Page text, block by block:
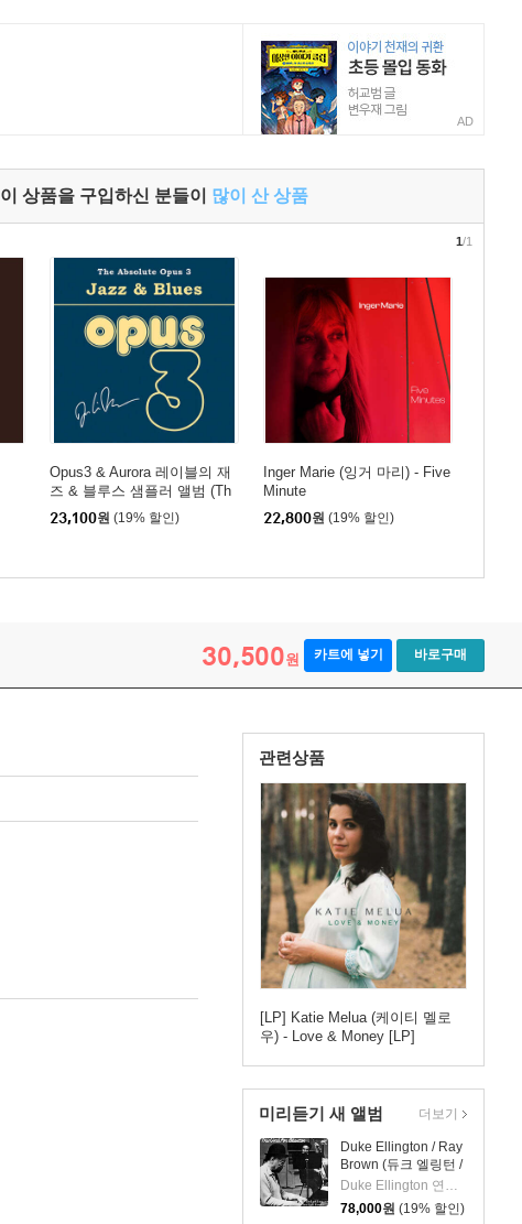
AD
이 상품을 구입하신 분들이 많이 산 상품
Opus3 & Aurora 레이블의 재
즈 & 블루스 샘플러 앨범 (Th
e Absolute Opus 3 - Jazz &
Blues)
23,100원 (19% 할인)
Inger Marie (잉거 마리) - Five
Minute
22,800원 (19% 할인)
1/1
30,500원 카트에 넣기 바로구매
관련상품
[LP] Katie Melua (케이티 멜로
우) - Love & Money [LP]
미리듣기 새 앨범
Duke Ellington / Ray
Brown (듀크 엘링턴 /
레이 브라운) - This
One's For Blanton
[LP]
Duke Ellington 연주 외 1명
78,000원 (19% 할인)
더보기